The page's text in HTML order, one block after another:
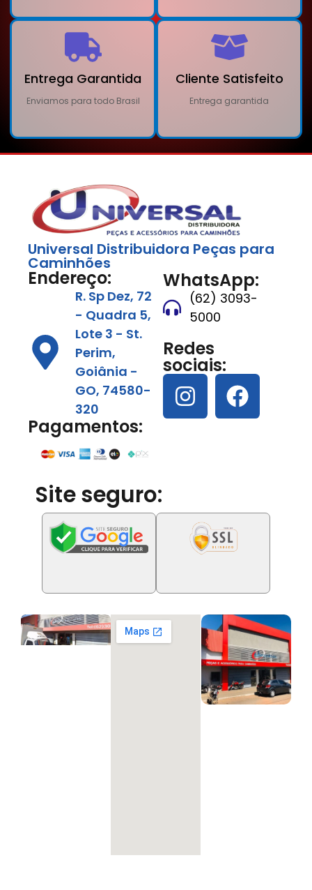
Entrega Garantida
Enviamos para todo Brasil
Cliente Satisfeito
Entrega garantida
Universal Distribuidora Peças para
Caminhões
Endereço:
R. Sp Dez, 72
- Quadra 5,
Lote 3 - St.
Perim,
Goiânia -
GO, 74580-
320
Pagamentos:
WhatsApp:
(62) 3093-
5000
Redes
sociais:
Site seguro: